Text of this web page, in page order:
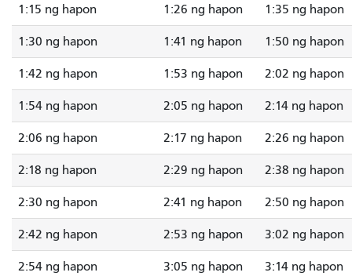
1:15 ng hapon 1:26 ng hapon 1:35 ng hapon
1:30 ng hapon 1:41 ng hapon 1:50 ng hapon
1:42 ng hapon 1:53 ng hapon 2:02 ng hapon
1:54 ng hapon 2:05 ng hapon 2:14 ng hapon
2:06 ng hapon 2:17 ng hapon 2:26 ng hapon
2:18 ng hapon 2:29 ng hapon 2:38 ng hapon
2:30 ng hapon 2:41 ng hapon 2:50 ng hapon
2:42 ng hapon 2:53 ng hapon 3:02 ng hapon
2:54 ng hapon 3:05 ng hapon 3:14 ng hapon